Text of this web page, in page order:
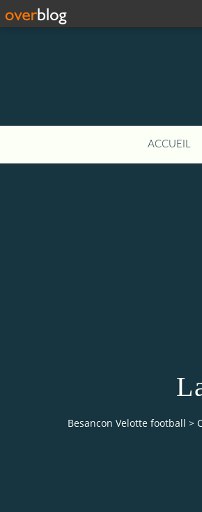
ACCUEIL
Besancon Velotte football >